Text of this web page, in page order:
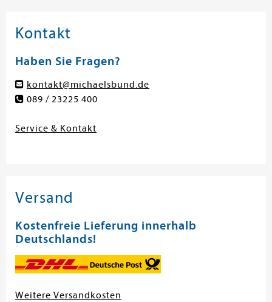
Kontakt
Haben Sie Fragen?
kontakt@michaelsbund.de
089 / 23225 400
Service & Kontakt
Versand
Kostenfreie Lieferung innerhalb
Deutschlands!
Weitere Versandkosten